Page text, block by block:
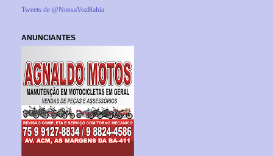
Tweets de @NossaVozBahia
ANUNCIANTES